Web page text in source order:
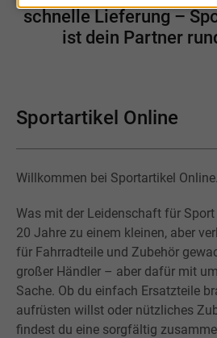
schnelle Lieferung –
ist dein Partner
Sportartikel Online
Willkommen bei Sportartikel Online.
Was mit der Leidenschaft für
20 Jahre zu einem kleinen, aber
für Fahrradteile und Zubehör
großer Händler – aber dafür mit
Sache. Ob du einfach Ersatzteile
aufrüsten willst oder nützliches
findest du eine sorgfältig